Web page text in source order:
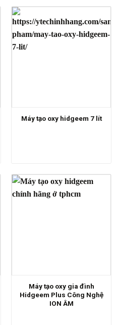
Máy tạo oxy hidgeem 7 lít
Máy tạo oxy gia đình
Hidgeem Plus Công Nghệ
ION ÂM